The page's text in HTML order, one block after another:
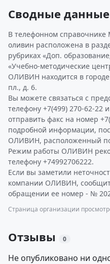
Сводные
В телефонном справочнике
оливин расположена в
рубриках «Доп.
«Учебно-методические
ОЛИВИН находится в
пл., д. 6.
Вы можете связаться с
телефону +7(499) 270-62-22
отправить факс на номер
подробной информации,
ОЛИВИН, расположенный
Режим работы ОЛИВИН
телефону +74992706222.
Если вы заметили
компании ОЛИВИН,
обращении ее номер - №
Страница организации
Отзывы 0
Не опубликовано ни